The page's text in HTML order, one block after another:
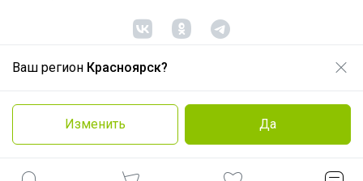
Ваш регион Красноярск?
Изменить Да
© ООО "Лявита", ОГРН 1122468054070, 2012 -2026
Политика конфиденциальности
Cоглашение пользователя